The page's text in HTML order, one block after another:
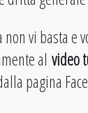
vi basta e
al video
pagina